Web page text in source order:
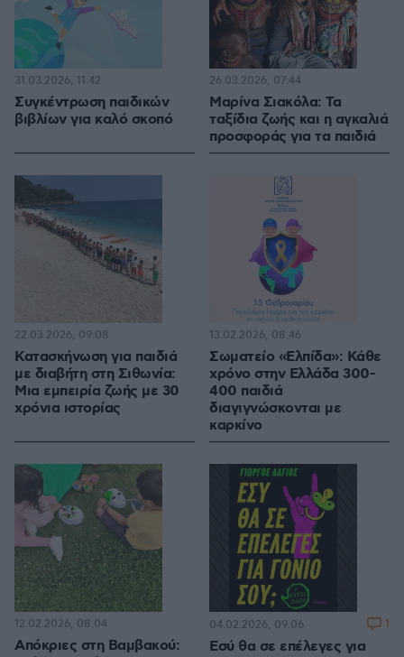
Συγκέντρωση παιδικών
βιβλίων για καλό σκοπό
31.03.2026, 11:42
Μαρίνα Σιακόλα: Τα
ταξίδια ζωής και η αγκαλιά
προσφοράς για τα παιδιά
26.03.2026, 07:44
Κατασκήνωση για παιδιά
με διαβήτη στη Σιθωνία:
Μια εμπειρία ζωής με 30
χρόνια ιστορίας
22.03.2026, 09:08
Σωματείο «Ελπίδα»: Κάθε
χρόνο στην Ελλάδα 300-
400 παιδιά
διαγιγνώσκονται με
καρκίνο
13.02.2026, 08:46
Απόκριες στη Βαμβακού:
12.02.2026, 08:04
Εσύ θα σε επέλεγες για
04.02.2026, 09:06 1